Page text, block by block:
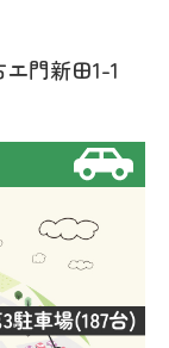
門新田1-1